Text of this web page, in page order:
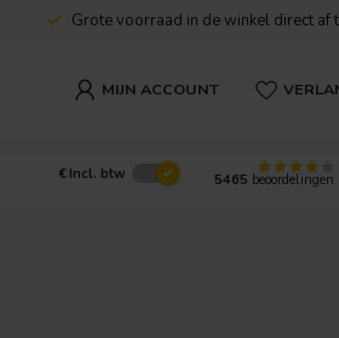
Grote voorraad in de winkel direct af
MIJN ACCOUNT
€ Incl. btw 5465 beoordelingen